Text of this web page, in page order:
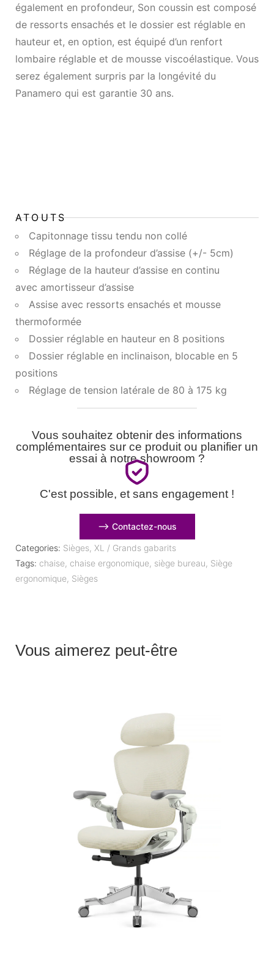
également en profondeur, Son coussin est composé
de ressorts ensachés et le dossier est réglable en
hauteur et, en option, est équipé d’un renfort
lombaire réglable et de mousse viscoélastique. Vous
serez également surpris par la longévité du
Panamero qui est garantie 30 ans.
ATOUTS
Capitonnage tissu tendu non collé
Réglage de la profondeur d’assise (+/- 5cm)
Réglage de la hauteur d’assise en continu
avec amortisseur d’assise
Assise avec ressorts ensachés et mousse
thermoformée
Dossier réglable en hauteur en 8 positions
Dossier réglable en inclinaison, blocable en 5
positions
Réglage de tension latérale de 80 à 175 kg
Vous souhaitez obtenir des informations
complémentaires sur ce produit ou planifier un
essai à notre showroom ?
C'est possible, et sans engagement !
⟶ Contactez-nous
Categories: Sièges, XL / Grands gabarits
Tags: chaise, chaise ergonomique, siège bureau, Siège
ergonomique, Sièges
Vous aimerez peut-être